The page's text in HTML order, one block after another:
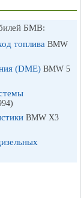
БМВ:
топлива BMW
(DME) BMW 5
BMW X3